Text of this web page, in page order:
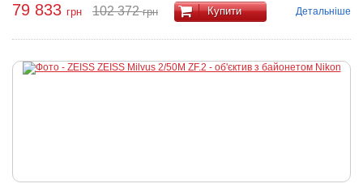
79 833 грн 102 372грн Купити Детальніше